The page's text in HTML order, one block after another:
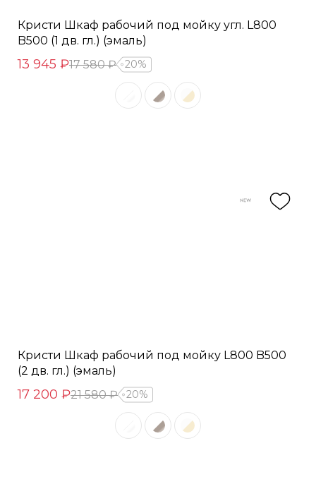
Кристи Шкаф рабочий под мойку угл. L800
B500 (1 дв. гл.) (эмаль)
13 945 ₽17 580 ₽ 20%
Кристи Шкаф рабочий под мойку L800 B500
(2 дв. гл.) (эмаль)
17 200 ₽21 580 ₽ 20%